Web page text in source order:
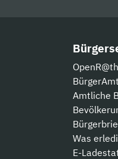
BürgerAmt
Amtliche
Was
E-